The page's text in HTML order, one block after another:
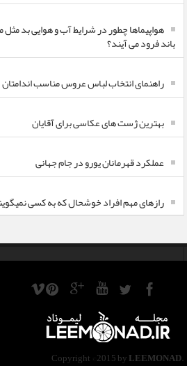
هواپیماها چطور در شرایط آب و هوایی بد مثل
باند فرود می آیند؟
راهنمای انتخاب لباس عروس مناسب اندامتان
بهترین ژست های عکاسی برای آقایان
عملکرد قهرمانان یورو در جام جهانی
رازهای مهم افراد خوشحال که به کسی
Copyright ©2015 byLEEMONAD.